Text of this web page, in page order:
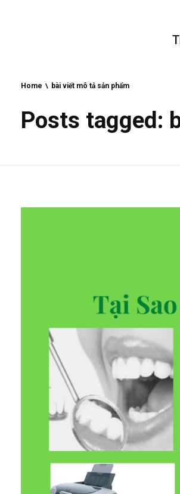
Home bài viết mô tả sản phẩm
Posts tagged: